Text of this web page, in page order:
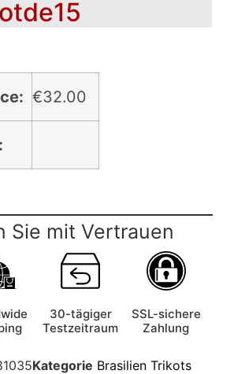
€32.00
Sie mit Vertrauen
30-tägiger
Testzeitraum
SSL-sichere
Zahlung
Kategorie Brasilien Trikots